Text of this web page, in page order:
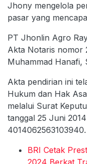
Jhony mengelola
pasar yang
PT Jhonlin Agro
Akta Notaris nomor
Muhammad Hanafi,
Akta pendirian ini
Hukum dan Hak
melalui Surat
tanggal 25 Juni
4014062563103940.
BRI Cetak